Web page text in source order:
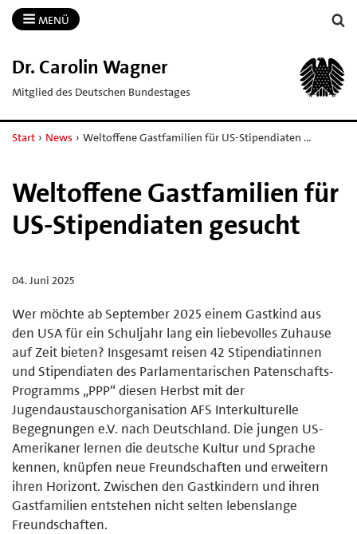
MENÜ
Dr.​ Carolin Wagner
Mitglied des Deutschen Bundestages
Start › News › Weltoffene Gastfamilien für US-Stipendiaten …
Weltoffene Gastfamilien für
US-Stipendiaten gesucht
04. Juni 2025
Wer möchte ab September 2025 einem Gastkind aus
den USA für ein Schuljahr lang ein liebevolles Zuhause
auf Zeit bieten? Insgesamt reisen 42 Stipendiatinnen
und Stipendiaten des Parlamentarischen Patenschafts-
Programms „PPP“ diesen Herbst mit der
Jugendaustauschorganisation AFS Interkulturelle
Begegnungen e.V. nach Deutschland. Die jungen US-
Amerikaner lernen die deutsche Kultur und Sprache
kennen, knüpfen neue Freundschaften und erweitern
ihren Horizont. Zwischen den Gastkindern und ihren
Gastfamilien entstehen nicht selten lebenslange
Freundschaften.